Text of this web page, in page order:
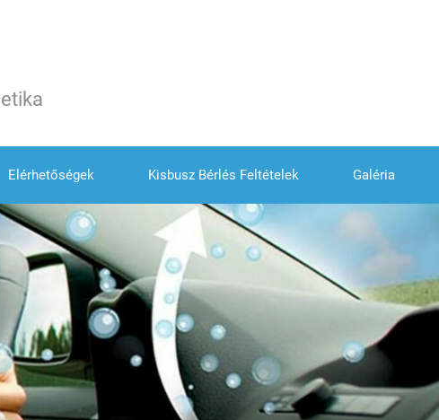
Elérhetőségek Kisbusz Bérlés Feltételek Galéria